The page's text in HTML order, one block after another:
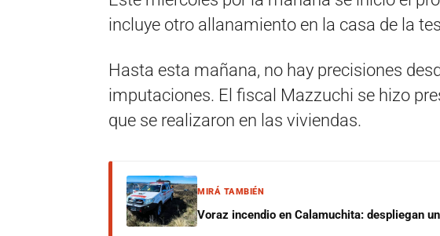
incluye otro allanamiento en la casa de la
Hasta esta mañana, no hay precisiones
imputaciones. El fiscal Mazzuchi se hizo
que se realizaron en las viviendas.
MIRÁ TAMBIÉN
Voraz incendio en Calamuchita: despliegan